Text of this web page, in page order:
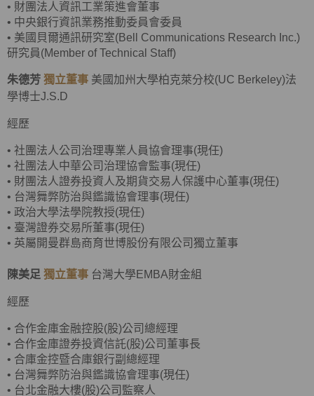
• 財團法人資訊工業策進會董事
• 中央銀行資訊業務推動委員會委員
• 美國貝爾通訊研究室(Bell Communications Research Inc.)
研究員(Member of Technical Staff)
朱德芳 獨立董事 美國加州大學柏克萊分校(UC Berkeley)法
學博士J.S.D
經歷
• 社團法人公司治理專業人員協會理事(現任)
• 社團法人中華公司治理協會監事(現任)
• 財團法人證券投資人及期貨交易人保護中心董事(現任)
• 台灣舞弊防治與鑑識協會理事(現任)
• 政治大學法學院教授(現任)
• 臺灣證券交易所董事(現任)
• 英屬開曼群島商育世博股份有限公司獨立董事
陳美足 獨立董事 台灣大學EMBA財金組
經歷
• 合作金庫金融控股(股)公司總經理
• 合作金庫證券投資信託(股)公司董事長
• 合庫金控暨合庫銀行副總經理
• 台灣舞弊防治與鑑識協會理事(現任)
• 台北金融大樓(股)公司監察人